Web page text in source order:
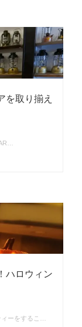
を取り揃え
ハロウィン
ーをするこ…